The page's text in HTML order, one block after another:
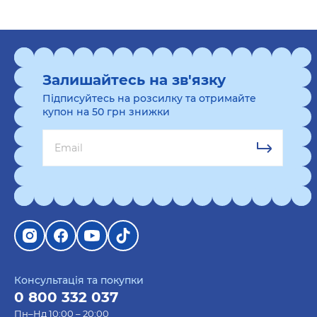
гроші світу, ви звернулися за адресою. У нас
можна придбати символічний подарунок за
невелику суму, так і дорожчий. Залежить від того,
скільки плануєте витратити, адже не секрет, що
для різних випадків — подарунки різні. Але будь-
який подарунок цінний і приємний по-своєму.
Чому подарункові набори від ORNER
Виготовлено в Україні. Купуючи товари
вітчизняного виробника, ви підтримуєте
Висока якість;
Наявність знижок на окремі товари (знижки –
Консультація та покупки
0 800 332 037
Пн–Нд 10:00 – 20:00
Залишайтесь на зв'язку
Підписуйтесь на розсилку та отримайте
купон на 50 грн знижки